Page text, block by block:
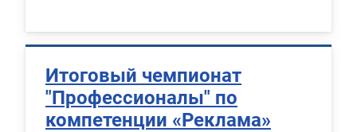
Итоговый чемпионат
"Профессионалы" по
компетенции «Реклама»